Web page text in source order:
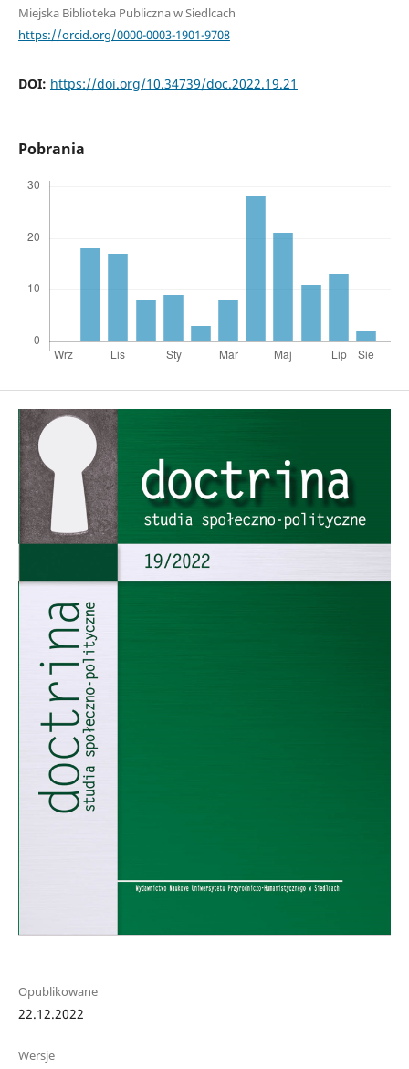
Miejska Biblioteka Publiczna w Siedlcach
https://orcid.org/0000-0003-1901-9708
DOI: https://doi.org/10.34739/doc.2022.19.21
Pobrania
Opublikowane
22.12.2022
Wersje